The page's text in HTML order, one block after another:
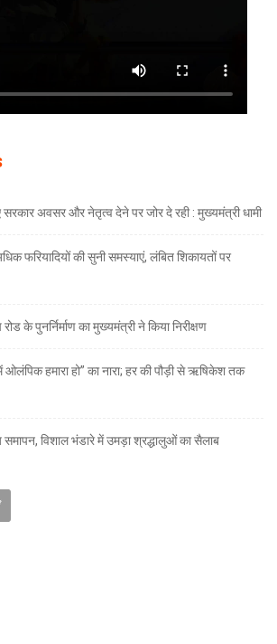
अवसर और नेतृत्व देने पर जोर दे रही : मुख्यमंत्री धामी
फरियादियों की सुनी समस्याएं, लंबित शिकायतों पर
के पुनर्निर्माण का मुख्यमंत्री ने किया निरीक्षण
हमारा हो” का नारा; हर की पौड़ी से ऋषिकेश तक
समापन, विशाल भंडारे में उमड़ा श्रद्धालुओं का सैलाब